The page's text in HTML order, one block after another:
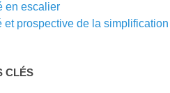
en escalier
et prospective de la simplification
CLÉS